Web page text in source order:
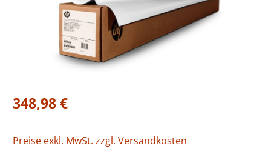
Regulärer Preis:
348,98 €
Preise exkl. MwSt. zzgl. Versandkosten